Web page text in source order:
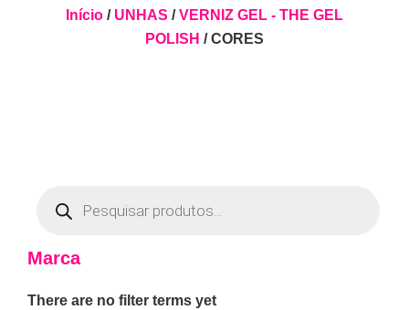
Início / UNHAS /VERNIZ GEL - THE GEL
POLISH / CORES
Marca
There are no filter terms yet